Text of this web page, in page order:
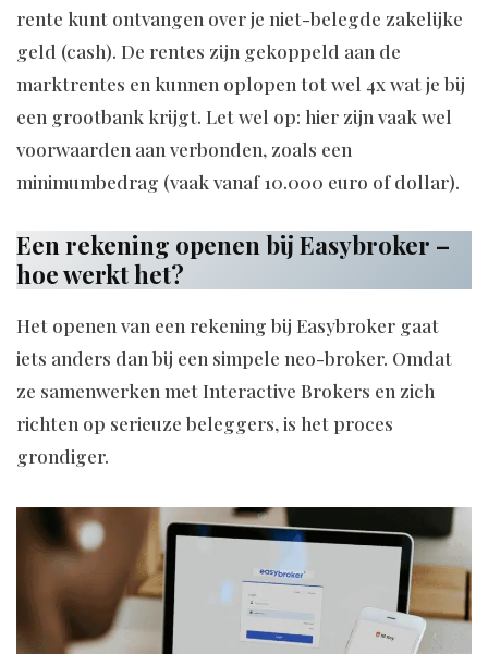
rente kunt ontvangen over je niet-belegde zakelijke
geld (cash). De rentes zijn gekoppeld aan de
marktrentes en kunnen oplopen tot wel 4x wat je bij
een grootbank krijgt. Let wel op: hier zijn vaak wel
voorwaarden aan verbonden, zoals een
minimumbedrag (vaak vanaf 10.000 euro of dollar).
Een rekening openen bij Easybroker –
hoe werkt het?
Het openen van een rekening bij Easybroker gaat
iets anders dan bij een simpele neo-broker. Omdat
ze samenwerken met Interactive Brokers en zich
richten op serieuze beleggers, is het proces
grondiger.